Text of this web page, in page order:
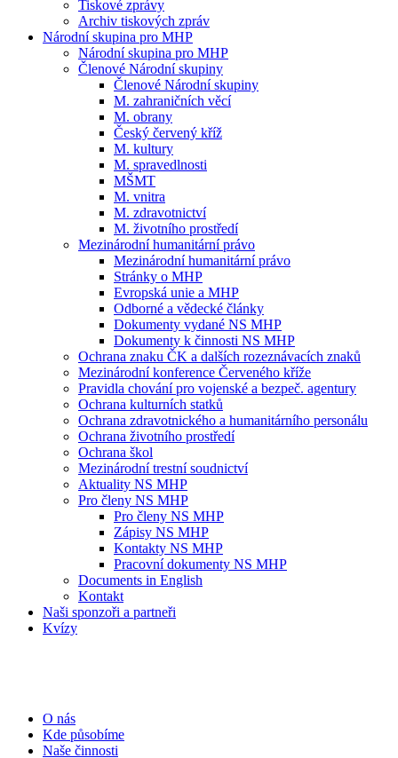
Tiskové zprávy
Archiv tiskových zpráv
Národní skupina pro MHP
Národní skupina pro MHP
Členové Národní skupiny
Členové Národní skupiny
M. zahraničních věcí
M. obrany
Český červený kříž
M. kultury
M. spravedlnosti
MŠMT
M. vnitra
M. zdravotnictví
M. životního prostředí
Mezinárodní humanitární právo
Mezinárodní humanitární právo
Stránky o MHP
Evropská unie a MHP
Odborné a vědecké články
Dokumenty vydané NS MHP
Dokumenty k činnosti NS MHP
Ochrana znaku ČK a dalších rozeznávacích znaků
Mezinárodní konference Červeného kříže
Pravidla chování pro vojenské a bezpeč. agentury
Ochrana kulturních statků
Ochrana zdravotnického a humanitárního personálu
Ochrana životního prostředí
Ochrana škol
Mezinárodní trestní soudnictví
Aktuality NS MHP
Pro členy NS MHP
Pro členy NS MHP
Zápisy NS MHP
Kontakty NS MHP
Pracovní dokumenty NS MHP
Documents in English
Kontakt
Naši sponzoři a partneři
Kvízy
O nás
Kde působíme
Naše činnosti